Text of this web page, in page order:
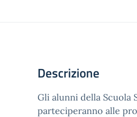
Descrizione
Gli alunni della Scuola
parteciperanno alle